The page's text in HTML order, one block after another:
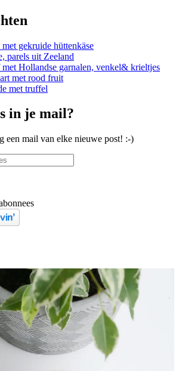
gekruide hüttenkäse
parels uit Zeeland
Hollandse garnalen, venkel& krieltjes
met rood fruit
met truffel
in je mail?
een mail van elke nieuwe post! :-)